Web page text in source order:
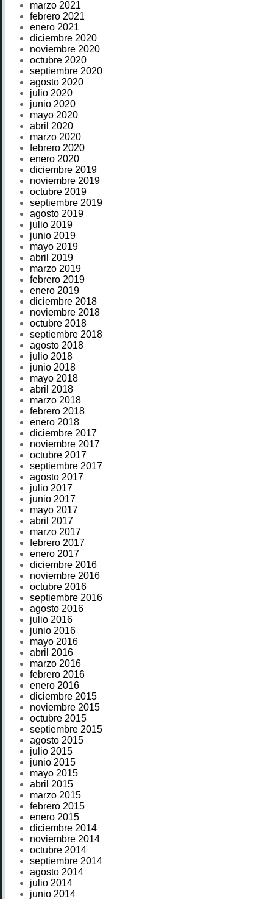
marzo 2021
febrero 2021
enero 2021
diciembre 2020
noviembre 2020
octubre 2020
septiembre 2020
agosto 2020
julio 2020
junio 2020
mayo 2020
abril 2020
marzo 2020
febrero 2020
enero 2020
diciembre 2019
noviembre 2019
octubre 2019
septiembre 2019
agosto 2019
julio 2019
junio 2019
mayo 2019
abril 2019
marzo 2019
febrero 2019
enero 2019
diciembre 2018
noviembre 2018
octubre 2018
septiembre 2018
agosto 2018
julio 2018
junio 2018
mayo 2018
abril 2018
marzo 2018
febrero 2018
enero 2018
diciembre 2017
noviembre 2017
octubre 2017
septiembre 2017
agosto 2017
julio 2017
junio 2017
mayo 2017
abril 2017
marzo 2017
febrero 2017
enero 2017
diciembre 2016
noviembre 2016
octubre 2016
septiembre 2016
agosto 2016
julio 2016
junio 2016
mayo 2016
abril 2016
marzo 2016
febrero 2016
enero 2016
diciembre 2015
noviembre 2015
octubre 2015
septiembre 2015
agosto 2015
julio 2015
junio 2015
mayo 2015
abril 2015
marzo 2015
febrero 2015
enero 2015
diciembre 2014
noviembre 2014
octubre 2014
septiembre 2014
agosto 2014
julio 2014
junio 2014